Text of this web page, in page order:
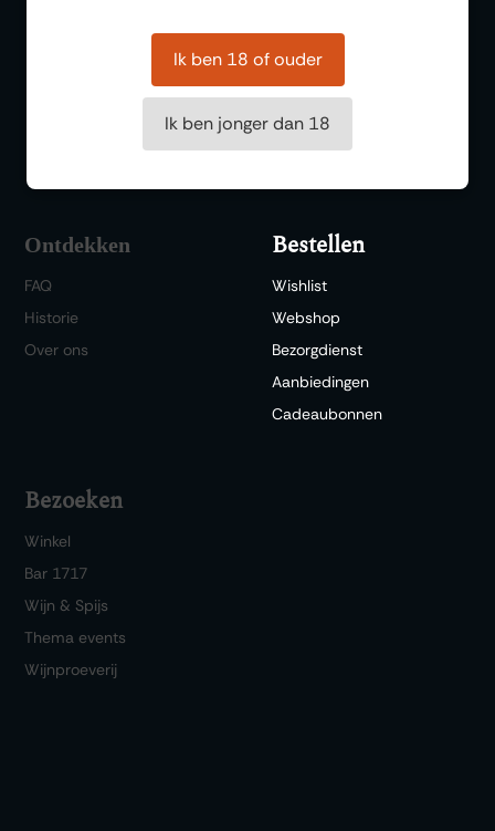
Borrelen
Vergaderen
Wijnproeverij
Diner/lunchen
Ontdekken
FAQ
Historie
Over ons
Bestellen
Wishlist
Webshop
Bezorgdienst
Aanbiedingen
Cadeaubonnen
Bezoeken
Winkel
Bar 1717
Wijn & Spijs
Thema events
Wijnproeverij
Ik ben 18 of ouder
Ik ben jonger dan 18